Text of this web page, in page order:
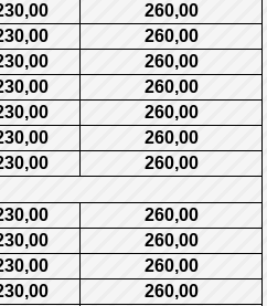
260,00
260,00
260,00
260,00
260,00
260,00
260,00
260,00
260,00
260,00
260,00